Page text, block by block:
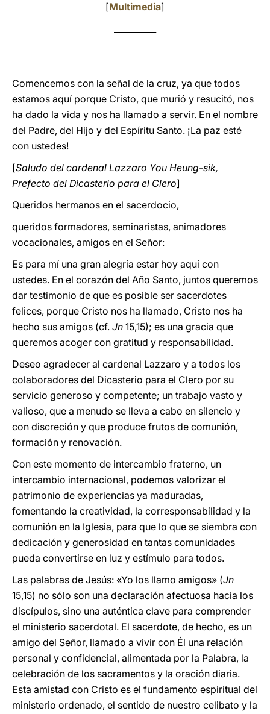
[Multimedia]
Comencemos con la señal de la cruz, ya que todos
estamos aquí porque Cristo, que murió y resucitó, nos
ha dado la vida y nos ha llamado a servir. En el nombre
del Padre, del Hijo y del Espíritu Santo. ¡La paz esté
con ustedes!
[Saludo del cardenal Lazzaro You Heung-sik,
Prefecto del Dicasterio para el Clero]
Queridos hermanos en el sacerdocio,
queridos formadores, seminaristas, animadores
vocacionales, amigos en el Señor:
Es para mí una gran alegría estar hoy aquí con
ustedes. En el corazón del Año Santo, juntos queremos
dar testimonio de que es posible ser sacerdotes
felices, porque Cristo nos ha llamado, Cristo nos ha
hecho sus amigos (cf. Jn 15,15); es una gracia que
queremos acoger con gratitud y responsabilidad.
Deseo agradecer al cardenal Lazzaro y a todos los
colaboradores del Dicasterio para el Clero por su
servicio generoso y competente; un trabajo vasto y
valioso, que a menudo se lleva a cabo en silencio y
con discreción y que produce frutos de comunión,
formación y renovación.
Con este momento de intercambio fraterno, un
intercambio internacional, podemos valorizar el
patrimonio de experiencias ya maduradas,
fomentando la creatividad, la corresponsabilidad y la
comunión en la Iglesia, para que lo que se siembra con
dedicación y generosidad en tantas comunidades
pueda convertirse en luz y estímulo para todos.
Las palabras de Jesús: «Yo los llamo amigos» (Jn
15,15) no sólo son una declaración afectuosa hacia los
discípulos, sino una auténtica clave para comprender
el ministerio sacerdotal. El sacerdote, de hecho, es un
amigo del Señor, llamado a vivir con Él una relación
personal y confidencial, alimentada por la Palabra, la
celebración de los sacramentos y la oración diaria.
Esta amistad con Cristo es el fundamento espiritual del
ministerio ordenado, el sentido de nuestro celibato y la